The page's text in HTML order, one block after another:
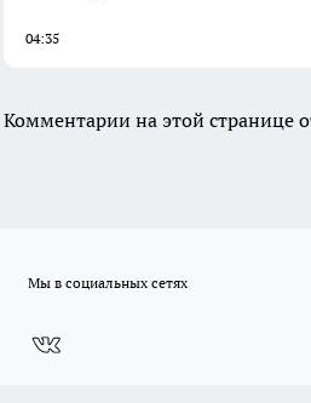
04:35
Комментарии на этой странице
Мы в социальных сетях